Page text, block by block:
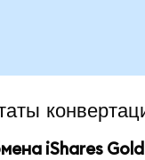
iShares